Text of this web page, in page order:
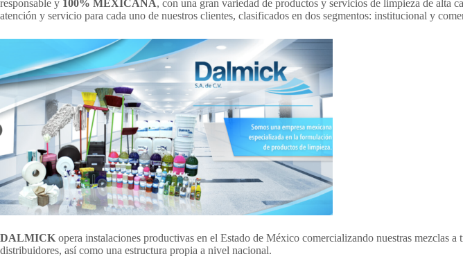
responsable y 100% MEXICANA, con una gran variedad de productos y servicios de limpieza de alta
atención y servicio para cada uno de nuestros clientes, clasificados en dos segmentos: institucional y
DALMICKopera instalaciones productivas en el Estado de México comercializando nuestras mezclas a
distribuidores, así como una estructura propia a nivel nacional.